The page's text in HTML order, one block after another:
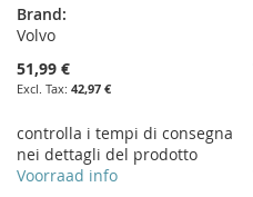
Brand:
Volvo
51,99 €
42,97 €
controlla i tempi di consegna
nei dettagli del prodotto
Voorraad info